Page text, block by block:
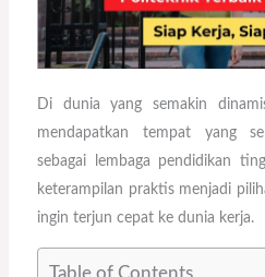
Di dunia yang semakin
mendapatkan tempat yang
sebagai lembaga pendidikan
keterampilan praktis menjadi
ingin terjun cepat ke dunia kerja.